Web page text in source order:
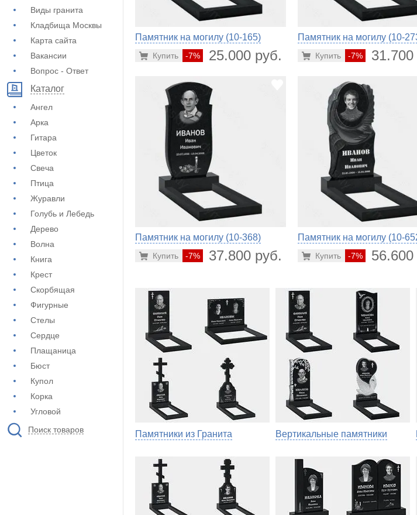
Виды гранита
Кладбища Москвы
Карта сайта
Вакансии
Вопрос - Ответ
Каталог
Ангел
Арка
Гитара
Цветок
Свеча
Птица
Журавли
Голубь и Лебедь
Дерево
Волна
Книга
Крест
Скорбящая
Фигурные
Стелы
Сердце
Плащаница
Бюст
Купол
Корка
Угловой
Поиск товаров
Памятник на могилу (10-165)
-7% 25.000 руб.
Купить
Памятник на могилу (10-
-7% 31.700
Купить
Памятник на могилу (10-368)
-7% 37.800 руб.
Купить
Памятник на могилу (10-
-7% 56.600
Купить
Памятники из Гранита Вертикальные памятники